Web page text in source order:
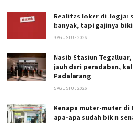
Realitas loker di Jogja:
banyak, tapi gajinya
9 AGUSTUS 2026
Nasib Stasiun
jauh dari peradaban,
Padalarang
5 AGUSTUS 2026
Kenapa muter-muter
apa-apa sudah bikin